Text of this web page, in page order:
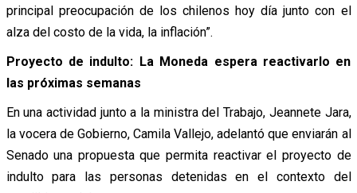
principal preocupación de los chilenos hoy día junto con el
alza del costo de la vida, la inflación”.
Proyecto de indulto: La Moneda espera reactivarlo en
las próximas semanas
En una actividad junto a la ministra del Trabajo, Jeannete Jara,
la vocera de Gobierno, Camila Vallejo, adelantó que enviarán al
Senado una propuesta que permita reactivar el proyecto de
indulto para las personas detenidas en el contexto del